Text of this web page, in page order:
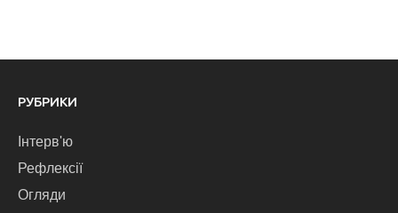
РУБРИКИ
Інтерв'ю
Рефлексії
Огляди